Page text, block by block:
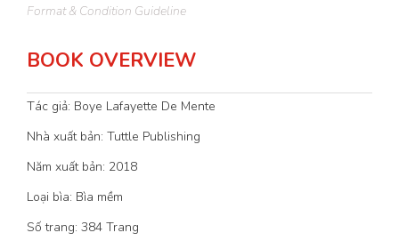
Format & Condition Guideline
BOOK OVERVIEW
Tác giả: Boye Lafayette De Mente
Nhà xuất bản: Tuttle Publishing
Năm xuất bản: 2018
Loại bìa: Bìa mềm
Số trang: 384 Trang